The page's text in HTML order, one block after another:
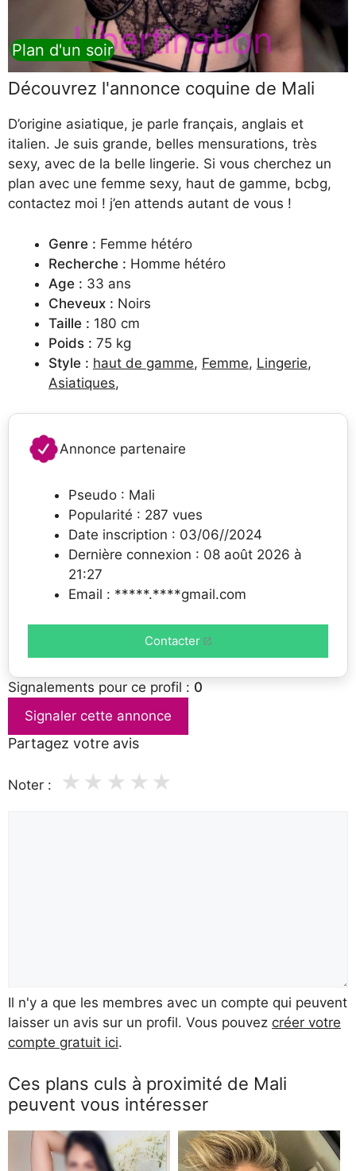
Plan d'un soir
Découvrez l'annonce coquine de Mali
D’origine asiatique, je parle français, anglais et
italien. Je suis grande, belles mensurations, très
sexy, avec de la belle lingerie. Si vous cherchez un
plan avec une femme sexy, haut de gamme, bcbg,
contactez moi ! j’en attends autant de vous !
Genre : Femme hétéro
Recherche : Homme hétéro
Age : 33 ans
Cheveux : Noirs
Taille : 180 cm
Poids : 75 kg
Style : haut de gamme, Femme, Lingerie,
Asiatiques,
Annonce partenaire
Pseudo : Mali
Popularité : 287 vues
Date inscription : 03/06//2024
Dernière connexion : 08 août 2026 à
21:27
Email : *****.****gmail.com
Contacter
Signalements pour ce profil : 0
Signaler cette annonce
Partagez votre avis
Noter : ★
★
★
★
★
Il n'y a que les membres avec un compte qui peuvent
laisser un avis sur un profil. Vous pouvez créer votre
compte gratuit ici.
Ces plans culs à proximité de Mali
peuvent vous intéresser